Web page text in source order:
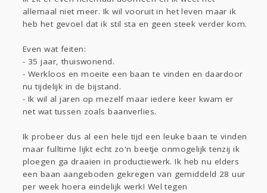
Gevraagd
Horen Doen
Zien
allemaal niet meer. Ik wil vooruit in het leven maar ik
heb het gevoel dat ik stil sta en geen steek verder kom.
Even wat feiten:
- 35 jaar, thuiswonend.
- Werkloos en moeite een baan te vinden en daardoor
nu tijdelijk in de bijstand.
- Ik wil al jaren op mezelf maar iedere keer kwam er
net wat tussen zoals baanverlies.
Ik probeer dus al een hele tijd een leuke baan te vinden
maar fulltime lijkt echt zo'n beetje onmogelijk tenzij ik
ploegen ga draaien in productiewerk. Ik heb nu elders
een baan aangeboden gekregen van gemiddeld 28 uur
per week hoera eindelijk werk! Wel tegen